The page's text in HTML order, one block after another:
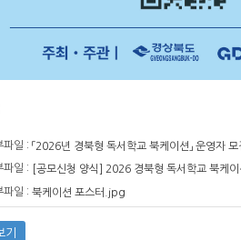
파일 : 「2026년 경북형 독서학교 북케이션」 운영자
파일 : [공모신청 양식] 2026 경북형 독서학교 북케
파일 : 북케이션 포스터.jpg
기